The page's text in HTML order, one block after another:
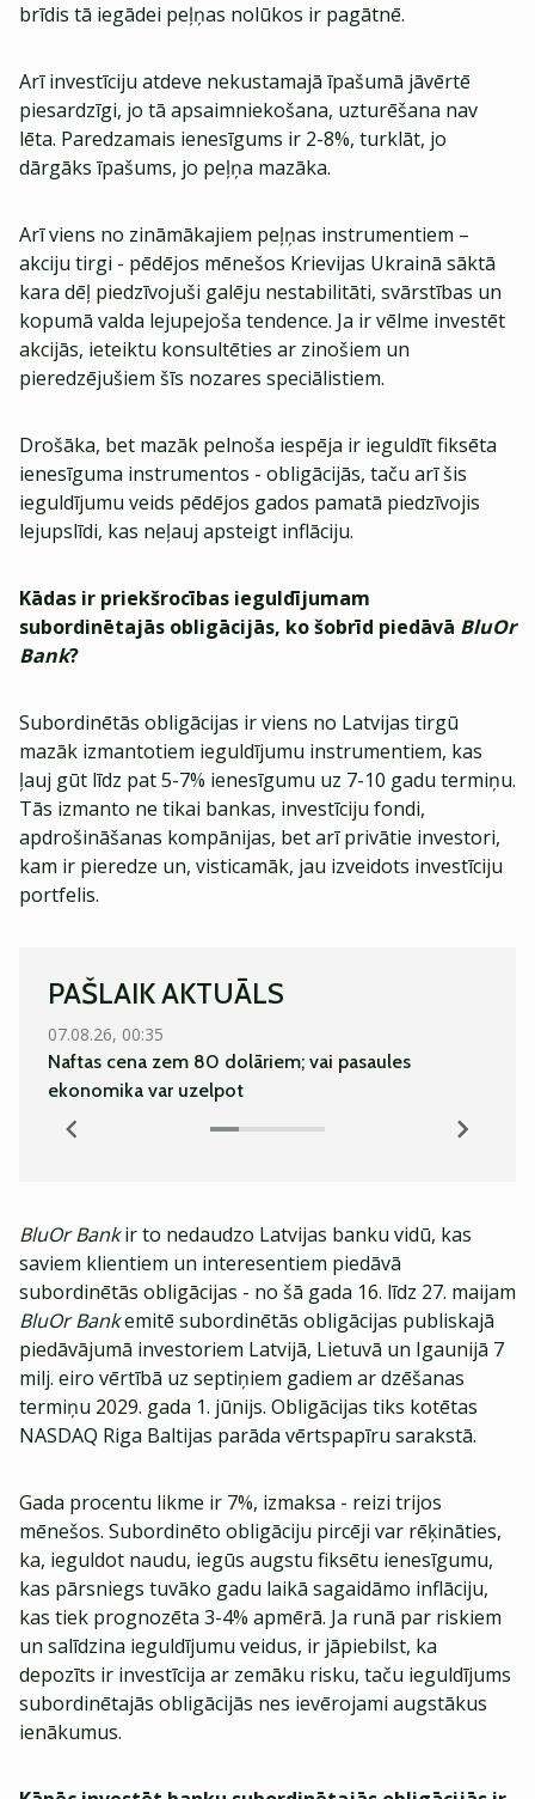
brīdis tā iegādei peļņas nolūkos ir pagātnē.
Arī investīciju atdeve nekustamajā īpašumā jāvērtē
piesardzīgi, jo tā apsaimniekošana, uzturēšana nav
lēta. Paredzamais ienesīgums ir 2-8%, turklāt, jo
dārgāks īpašums, jo peļņa mazāka.
Arī viens no zināmākajiem peļņas instrumentiem –
akciju tirgi - pēdējos mēnešos Krievijas Ukrainā sāktā
kara dēļ piedzīvojuši galēju nestabilitāti, svārstības un
kopumā valda lejupejoša tendence. Ja ir vēlme investēt
akcijās, ieteiktu konsultēties ar zinošiem un
pieredzējušiem šīs nozares speciālistiem.
Drošāka, bet mazāk pelnoša iespēja ir ieguldīt fiksēta
ienesīguma instrumentos - obligācijās, taču arī šis
ieguldījumu veids pēdējos gados pamatā piedzīvojis
lejupslīdi, kas neļauj apsteigt inflāciju.
Kādas ir priekšrocības ieguldījumam
subordinētajās obligācijās, ko šobrīd piedāvā BluOr
Bank?
Subordinētās obligācijas ir viens no Latvijas tirgū
mazāk izmantotiem ieguldījumu instrumentiem, kas
ļauj gūt līdz pat 5-7% ienesīgumu uz 7-10 gadu termiņu.
Tās izmanto ne tikai bankas, investīciju fondi,
apdrošināšanas kompānijas, bet arī privātie investori,
kam ir pieredze un, visticamāk, jau izveidots investīciju
portfelis.
PAŠLAIK AKTUĀLS
07.08.26, 00:35
Naftas cena zem 80 dolāriem; vai pasaules
ekonomika var uzelpot
BluOr Bankir to nedaudzo Latvijas banku vidū, kas
saviem klientiem un interesentiem piedāvā
subordinētās obligācijas - no šā gada 16. līdz 27. maijam
BluOr Bankemitē subordinētās obligācijas publiskajā
piedāvājumā investoriem Latvijā, Lietuvā un Igaunijā 7
milj. eiro vērtībā uz septiņiem gadiem ar dzēšanas
termiņu 2029. gada 1. jūnijs. Obligācijas tiks kotētas
NASDAQ Riga Baltijas parāda vērtspapīru sarakstā.
Gada procentu likme ir 7%, izmaksa - reizi trijos
mēnešos. Subordinēto obligāciju pircēji var rēķināties,
ka, ieguldot naudu, iegūs augstu fiksētu ienesīgumu,
kas pārsniegs tuvāko gadu laikā sagaidāmo inflāciju,
kas tiek prognozēta 3-4% apmērā. Ja runā par riskiem
un salīdzina ieguldījumu veidus, ir jāpiebilst, ka
depozīts ir investīcija ar zemāku risku, taču ieguldījums
subordinētajās obligācijās nes ievērojami augstākus
ienākumus.